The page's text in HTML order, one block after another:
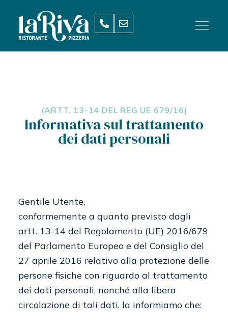
(ARTT. 13-14 DEL REG UE 679/16)
Informativa sul trattamento
dei dati personali
Gentile Utente,
conformemente a quanto previsto dagli
artt. 13-14 del Regolamento (UE) 2016/679
del Parlamento Europeo e del Consiglio del
27 aprile 2016 relativo alla protezione delle
persone fisiche con riguardo al trattamento
dei dati personali, nonché alla libera
circolazione di tali dati, la informiamo che: